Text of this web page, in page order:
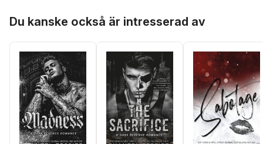
Du kanske också är intresserad av